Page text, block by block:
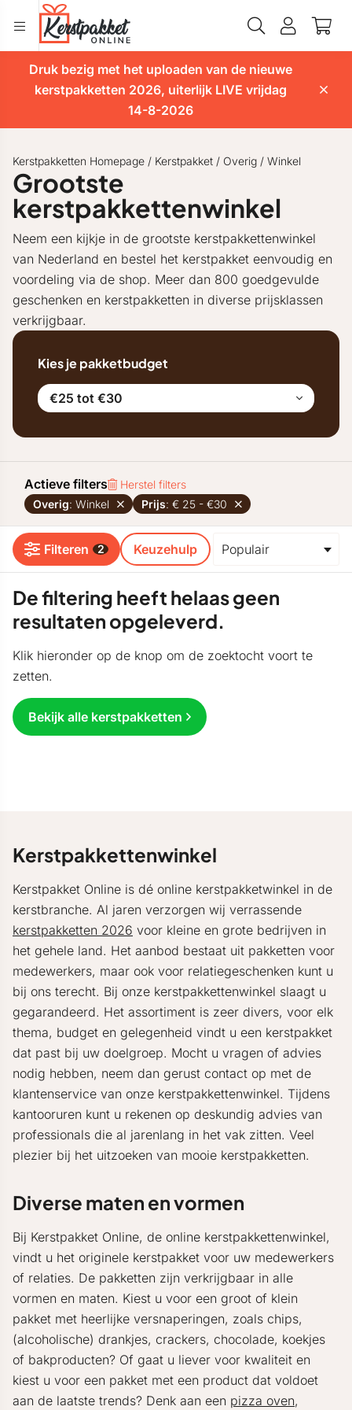
Druk bezig met het uploaden van de nieuwe
kerstpakketten 2026, uiterlijk LIVE vrijdag
14-8-2026
Kerstpakketten Homepage / Kerstpakket / Overig / Winkel
Grootste
kerstpakkettenwinkel
Neem een kijkje in de grootste kerstpakkettenwinkel
van Nederland en bestel het kerstpakket eenvoudig en
voordeling via de shop. Meer dan 800 goedgevulde
geschenken en kerstpakketten in diverse prijsklassen
verkrijgbaar.
Kies je pakketbudget
€25 tot €30
Actieve filters
Herstel filters
Overig: Winkel Prijs: € 25 - €30
Filteren 2 Keuzehulp
De filtering heeft helaas geen
resultaten opgeleverd.
Klik hieronder op de knop om de zoektocht voort te
zetten.
Bekijk alle kerstpakketten
Kerstpakkettenwinkel
Kerstpakket Online is dé online kerstpakketwinkel in de
kerstbranche. Al jaren verzorgen wij verrassende
kerstpakketten 2026 voor kleine en grote bedrijven in
het gehele land. Het aanbod bestaat uit pakketten voor
medewerkers, maar ook voor relatiegeschenken kunt u
bij ons terecht. Bij onze kerstpakkettenwinkel slaagt u
gegarandeerd. Het assortiment is zeer divers, voor elk
thema, budget en gelegenheid vindt u een kerstpakket
dat past bij uw doelgroep. Mocht u vragen of advies
nodig hebben, neem dan gerust contact op met de
klantenservice van onze kerstpakkettenwinkel. Tijdens
kantooruren kunt u rekenen op deskundig advies van
professionals die al jarenlang in het vak zitten. Veel
plezier bij het uitzoeken van mooie kerstpakketten.
Diverse maten en vormen
Bij Kerstpakket Online, de online kerstpakkettenwinkel,
vindt u het originele kerstpakket voor uw medewerkers
of relaties. De pakketten zijn verkrijgbaar in alle
vormen en maten. Kiest u voor een groot of klein
pakket met heerlijke versnaperingen, zoals chips,
(alcoholische) drankjes, crackers, chocolade, koekjes
of bakproducten? Of gaat u liever voor kwaliteit en
kiest u voor een pakket met een product dat voldoet
aan de laatste trends? Denk aan een pizza oven,